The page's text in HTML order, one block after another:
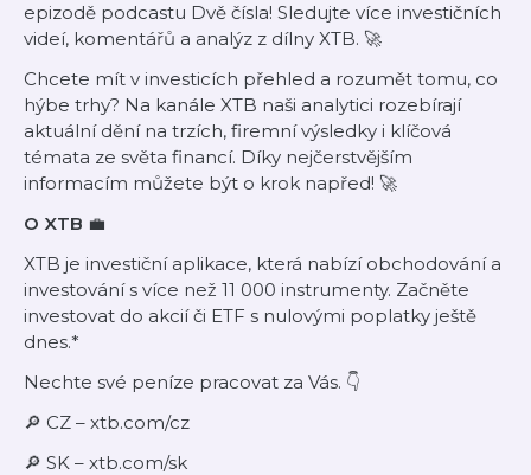
epizodě podcastu Dvě čísla! Sledujte více investičních
videí, komentářů a analýz z dílny XTB. 🚀
Chcete mít v investicích přehled a rozumět tomu, co
hýbe trhy? Na kanále XTB naši analytici rozebírají
aktuální dění na trzích, firemní výsledky i klíčová
témata ze světa financí. Díky nejčerstvějším
informacím můžete být o krok napřed! 🚀
O XTB 💼
XTB je investiční aplikace, která nabízí obchodování a
investování s více než 11 000 instrumenty. Začněte
investovat do akcií či ETF s nulovými poplatky ještě
dnes.*
Nechte své peníze pracovat za Vás. 👇
🔎 CZ – xtb.com/cz
🔎 SK – xtb.com/sk